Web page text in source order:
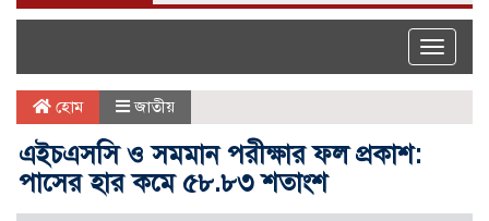
Toggle
হোম জাতীয়
এইচএসসি ও সমমান পরীক্ষার ফল প্রকাশ:
পাসের হার কমে ৫৮.৮৩ শতাংশ